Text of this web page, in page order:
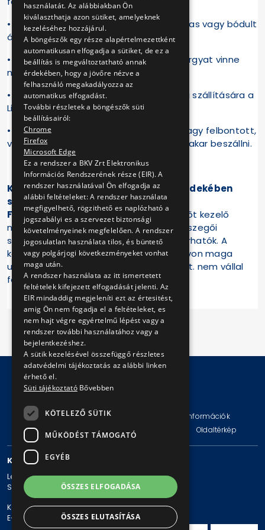
• a mozgásában erősen korlátozott, ittas vagy bódult
állapotban lévő személy;
• aki kézipoggyásznak nem minősülő tárgyat vinne
magával;
• aki nem alkalmas kézipoggyászának a szállítására a
Libegő kezelőinek megítélése szerint;
• aki jégkrémmel, fagylalttal, poharas vagy felbontott,
vissza nem zárható dobozos itallal stb. akar beszállni.
Kérjük, hogy a biztonságos utazás érdekében
szíveskedjen betartani az UTAZÁSI
FELTÉTELEKET, valamint követni a Libegőt kezelő
munkatársak kéréseit. A feltételek megszegői
szélsőséges esetben az utazásból kizárhatók. A
károkozás mindenkor hatósági eljárást von maga
után. Ennek következményeiért a BKV Zrt. nem vállal
felelősséget.
Impresszum Jogi nyilatkozat
Technikai információk
Adatvédelmi politika és tájékoztatások
Oldaltérkép
KAPCSOLAT
Levelezési cím: 1980 Budapest, Pf. 11.
Székhely: 1980 Budapest, Akácfa u. 15.
Központi telefonszám: + 36 1 461-65-00
E-mail cím: bkv@bkv.hu
használatát. Az alábbiakban Ön
kiválaszthatja azon sütiket, amelyeknek
kezeléséhez hozzájárul.
A böngészők egy része alapértelmezettként
automatikusan elfogadja a sütiket, de ez a
beállítás is megváltoztatható annak
érdekében, hogy a jövőre nézve a
felhasználó megakadályozza az
automatikus elfogadást.
További részletek a böngészők süti
beállításairól:
Chrome
Firefox
Microsoft Edge
Ez a rendszer a BKV Zrt Elektronikus
Információs Rendszerének része (EIR). A
rendszer használatával Ön elfogadja az
alábbi feltételeket: A rendszer használata
megfigyelhető, rögzithető es naplózható a
jogszabályi es a szervezet biztonsági
követelményeinek megfelelően. A rendszer
jogosulatlan használata tilos, és büntető
vagy polgárjogi következményeket vonhat
maga után.
A rendszer használata az itt ismertetett
feltételek kifejezett elfogadását jelenti. Az
EIR mindaddig megjeleníti ezt az értesitést,
amig Ön nem fogadja el a feltételeket, es
nem hajt végre egyértelmű lépést vagy a
rendszer további használatához vagy a
bejelentkezéshez.
A sütik kezelésével összefüggő részletes
adatvédelmi tájékoztatás az alábbi linken
érhető el.
Süti tájékoztató Bővebben
KÖTELEZŐ SÜTIK
MŰKÖDÉST TÁMOGATÓ
EGYÉB
ÖSSZES ELFOGADÁSA
ÖSSZES ELUTASÍTÁSA